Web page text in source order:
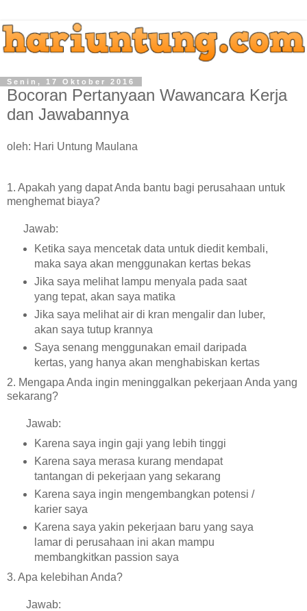
Senin, 17 Oktober 2016
Bocoran Pertanyaan Wawancara Kerja
dan Jawabannya
oleh: Hari Untung Maulana
1. Apakah yang dapat Anda bantu bagi perusahaan untuk
menghemat biaya?
Jawab:
Ketika saya mencetak data untuk diedit kembali,
maka saya akan menggunakan kertas bekas
Jika saya melihat lampu menyala pada saat
yang tepat, akan saya matika
Jika saya melihat air di kran mengalir dan luber,
akan saya tutup krannya
Saya senang menggunakan email daripada
kertas, yang hanya akan menghabiskan kertas
2. Mengapa Anda ingin meninggalkan pekerjaan Anda yang
sekarang?
Jawab:
Karena saya ingin gaji yang lebih tinggi
Karena saya merasa kurang mendapat
tantangan di pekerjaan yang sekarang
Karena saya ingin mengembangkan potensi /
karier saya
Karena saya yakin pekerjaan baru yang saya
lamar di perusahaan ini akan mampu
membangkitkan passion saya
3. Apa kelebihan Anda?
Jawab: